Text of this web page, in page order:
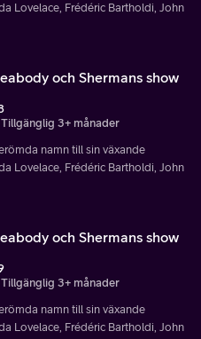
Lovelace, Frédéric Bartholdi, John
och Shermans show
Tillgänglig 3+ månader
namn till sin växande
Lovelace, Frédéric Bartholdi, John
och Shermans show
Tillgänglig 3+ månader
namn till sin växande
Lovelace, Frédéric Bartholdi, John